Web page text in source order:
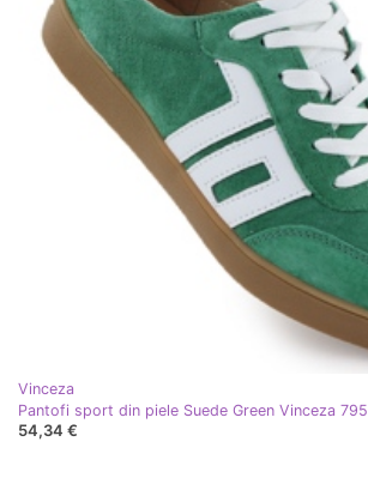
Vinceza
Pantofi sport din piele Suede Green Vinceza
54,34 €